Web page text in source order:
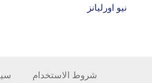
نيو اورليانز
شروط الاستخدام